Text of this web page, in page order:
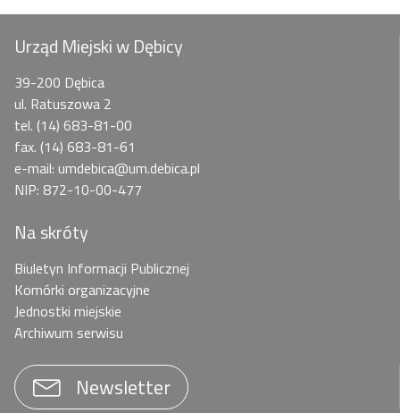
Urząd Miejski w Dębicy
39-200 Dębica
ul. Ratuszowa 2
tel. (14) 683-81-00
fax. (14) 683-81-61
e-mail: umdebica@um.debica.pl
NIP: 872-10-00-477
Na skróty
Biuletyn Informacji Publicznej
Komórki organizacyjne
Jednostki miejskie
Archiwum serwisu
Newsletter